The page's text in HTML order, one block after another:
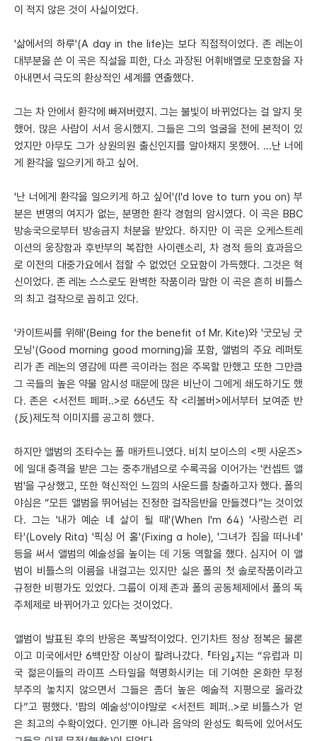
이 적지 않은 것이 사실이었다.
'삶에서의 하루'(A day in the life)는 보다 직접적이었다. 존 레논이
대부분을 쓴 이 곡은 직설을 피한, 다소 과장된 어휘배열로 모호함을 자
아내면서 극도의 환상적인 세계를 연출했다.
그는 차 안에서 환각에 빠져버렸지. 그는 불빛이 바뀌었다는 걸 알지 못
했어. 많은 사람이 서서 응시했지. 그들은 그의 얼굴을 전에 본적이 있
었지만 아무도 그가 상원의원 출신인지를 알아채지 못했어. ...난 너에
게 환각을 일으키게 하고 싶어.
'난 너에게 환각을 일으키게 하고 싶어'(I'd love to turn you on) 부
분은 변명의 여지가 없는, 분명한 환각 경험의 암시였다. 이 곡은 BBC
방송국으로부터 방송금지 처분을 받았다. 하지만 이 곡은 오케스트레
이션의 웅장함과 후반부의 복잡한 사이렌소리, 차 경적 등의 효과음으
로 이전의 대중가요에서 접할 수 없었던 오묘함이 가득했다. 그것은 혁
신이었다. 존 레논 스스로도 완벽한 작품이라 말한 이 곡은 흔히 비틀스
의 최고 걸작으로 꼽히고 있다.
'카이트씨를 위해'(Being for the benefit of Mr. Kite)와 '굿모닝 굿
모닝'(Good morning good morning)을 포함, 앨범의 주요 레퍼토
리가 존 레논의 영감에 따른 곡이라는 점은 주목할 만했고 또한 그만큼
그 곡들의 높은 약물 암시성 때문에 많은 비난이 그에게 쇄도하기도 했
다. 존은 <서전트 페퍼..>로 66년도 작 <리볼버>에서부터 보여준 반
(反)제도적 이미지를 공고히 했다.
하지만 앨범의 조타수는 폴 매카트니였다. 비치 보이스의 <펫 사운즈>
에 일대 충격을 받은 그는 중추개념으로 수록곡을 이어가는 '컨셉트 앨
범'을 구상했고, 또한 혁신적인 느낌의 사운드를 창출하고자 했다. 폴의
야심은 “모든 앨범을 뛰어넘는 진정한 걸작음반을 만들겠다”는 것이었
다. 그는 '내가 예순 네 살이 될 때'(When I'm 64) '사랑스런 리
타'(Lovely Rita) '픽싱 어 홀'(Fixing a hole), '그녀가 집을 떠나네'
등을 써서 앨범의 예술성을 높이는 데 기둥 역할을 했다. 심지어 이 앨
범이 비틀스의 이름을 내걸고는 있지만 실은 폴의 첫 솔로작품이라고
규정한 비평가도 있었다. 그룹이 이제 존과 폴의 공동체제에서 폴의 독
주체제로 바뀌어가고 있다는 것이었다.
앨범이 발표된 후의 반응은 폭발적이었다. 인기차트 정상 정복은 물론
이고 미국에서만 6백만장 이상이 팔려나갔다. 『타임』지는 “유럽과 미
국 젊은이들의 라이프 스타일을 혁명화시키는 데 기여한 온화한 무정
부주의 놓치지 않으면서 그들은 좀더 높은 예술적 지평으로 올라갔
다”고 평했다. '팝의 예술성'이야말로 <서전트 페퍼..>로 비틀스가 얻
은 최고의 수확이었다. 인기뿐 아니라 음악의 완성도 획득에 있어서도